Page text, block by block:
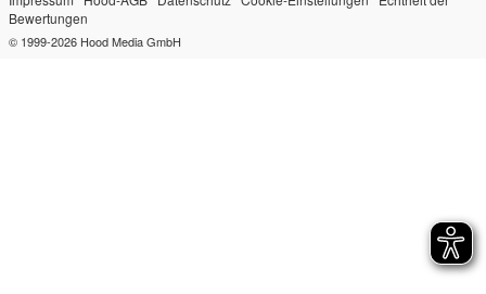
Bewertungen
© 1999-2026 Hood Media GmbH